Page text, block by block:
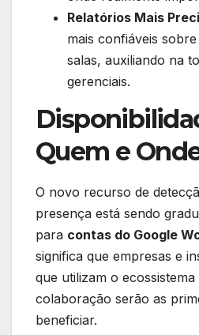
Relatórios Mais
mais confiáveis
salas, auxiliando na
gerenciais.
Quem e
O novo recurso de
presença está sendo
para contas do Google
significa que empresas e
que utilizam o
colaboração serão as
beneficiar.